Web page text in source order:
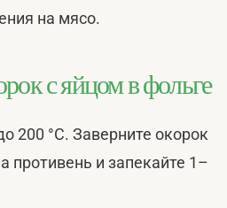
на мясо.
с яйцом в фольге
200 °С. Заверните окорок
противень и запекайте 1–